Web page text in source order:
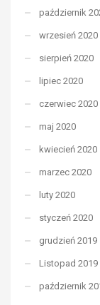
październik
wrzesień 2020
sierpień 2020
lipiec 2020
czerwiec 2020
maj 2020
kwiecień 2020
marzec 2020
luty 2020
styczeń 2020
grudzień 2019
Listopad 2019
październik